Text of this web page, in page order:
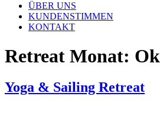
ÜBER UNS
KUNDENSTIMMEN
KONTAKT
Retreat Monat:
Yoga & Sailing Retreat